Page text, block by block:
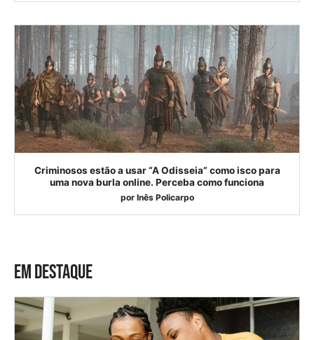
Criminosos estão a usar “A Odisseia” como isco para
uma nova burla online. Perceba como funciona
por Inês Policarpo
EM DESTAQUE